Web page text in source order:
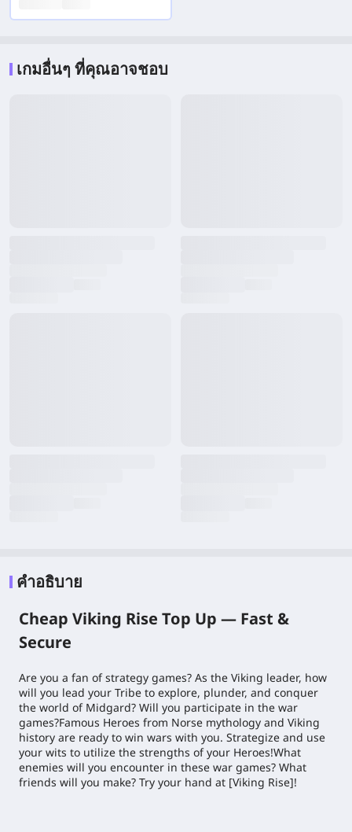
เกมอื่นๆ ที่คุณอาจชอบ
คำอธิบาย
Cheap Viking Rise Top Up — Fast &
Secure
Are you a fan of strategy games? As the Viking leader, how
will you lead your Tribe to explore, plunder, and conquer
the world of Midgard? Will you participate in the war
games?Famous Heroes from Norse mythology and Viking
history are ready to win wars with you. Strategize and use
your wits to utilize the strengths of your Heroes!What
enemies will you encounter in these war games? What
friends will you make? Try your hand at [Viking Rise]!